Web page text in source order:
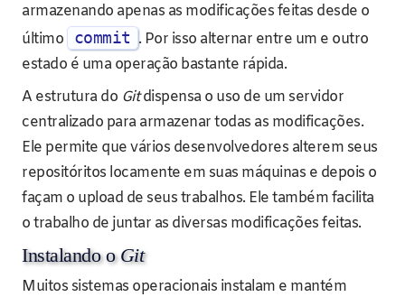
armazenando apenas as modificações feitas desde o
último
commit . Por isso alternar entre um e outro
estado é uma operação bastante rápida.
A estrutura do Gitdispensa o uso de um servidor
centralizado para armazenar todas as modificações.
Ele permite que vários desenvolvedores alterem seus
repositóritos locamente em suas máquinas e depois o
façam o upload de seus trabalhos. Ele também facilita
o trabalho de juntar as diversas modificações feitas.
Instalando oGit
Muitos sistemas operacionais instalam e mantém